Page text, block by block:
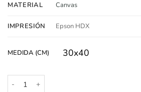
MATERIAL Canvas
IMPRESIÓN Epson HDX
MEDIDA (CM) 30x40
Grand Thef Auto | Trevor Philips cantidad